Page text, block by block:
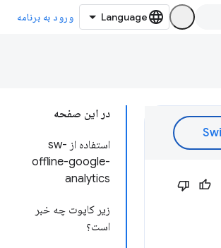
ورود به برنامه
در این صفحه
استفاده از sw-
offline-google-
analytics
زیر کاپوت چه خبر
است؟